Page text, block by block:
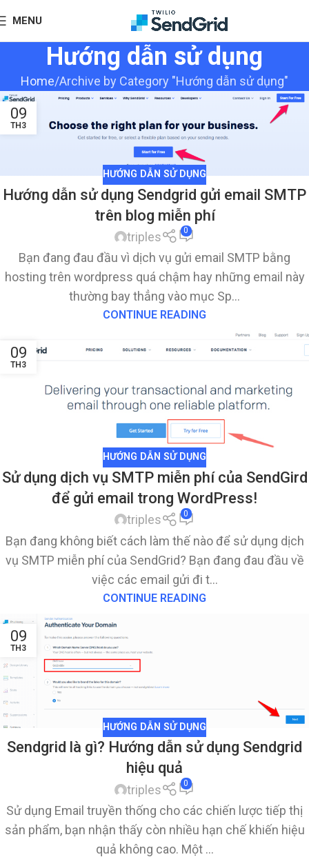
MENU
Hướng dẫn sử dụng
Home Archive by Category "Hướng dẫn sử dụng"
09
TH3
HƯỚNG DẪN SỬ DỤNG
Hướng dẫn sử dụng Sendgrid gửi email SMTP
trên blog miễn phí
triples 0
Bạn đang đau đầu vì dịch vụ gửi email SMTP bằng
hosting trên wordpress quá chậm hay những email này
thường bay thẳng vào mục Sp...
CONTINUE READING
09
TH3
HƯỚNG DẪN SỬ DỤNG
Sử dụng dịch vụ SMTP miễn phí của SendGird
để gửi email trong WordPress!
triples 0
Bạn đang không biết cách làm thế nào để sử dụng dịch
vụ SMTP miễn phí của SendGrid? Bạn đang đau đầu về
việc các email gửi đi t...
CONTINUE READING
09
TH3
HƯỚNG DẪN SỬ DỤNG
Sendgrid là gì? Hướng dẫn sử dụng Sendgrid
hiệu quả
triples 0
Sử dụng Email truyền thống cho các chiến lược tiếp thị
sản phẩm, bạn nhận thấy còn nhiều hạn chế khiến hiệu
quả không cao. Một ...